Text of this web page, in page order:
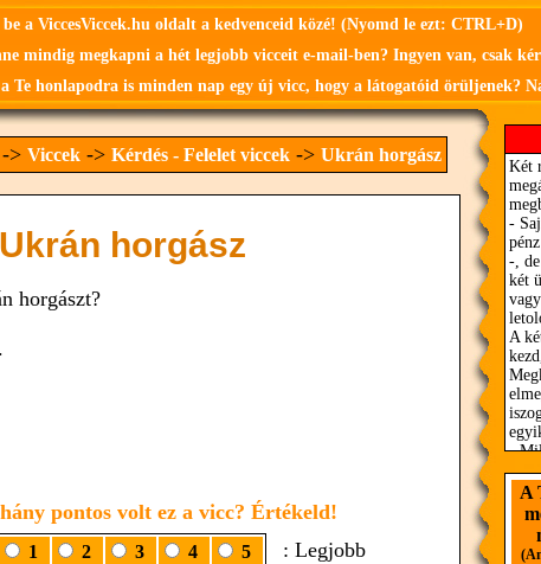
a ViccesViccek.hu oldalt a kedvenceid közé! (Nyomd le ezt: CTRL+D)
mindig megkapni a hét legjobb vicceit e-mail-ben? Ingyen van, csak
Te honlapodra is minden nap egy új vicc, hogy a látogatóid örüljenek?
-> Viccek -> Kérdés - Felelet viccek -> Ukrán horgász
Ukrán horgász
horgászt?
pontos volt ez a vicc? Értékeld!
1 2 3 4 5 : Legjobb
A